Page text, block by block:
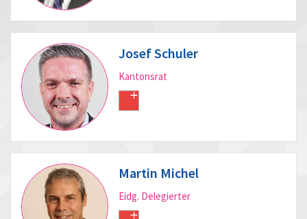
Josef Schuler
Kantonsrat
Martin Michel
Eidg. Delegierter